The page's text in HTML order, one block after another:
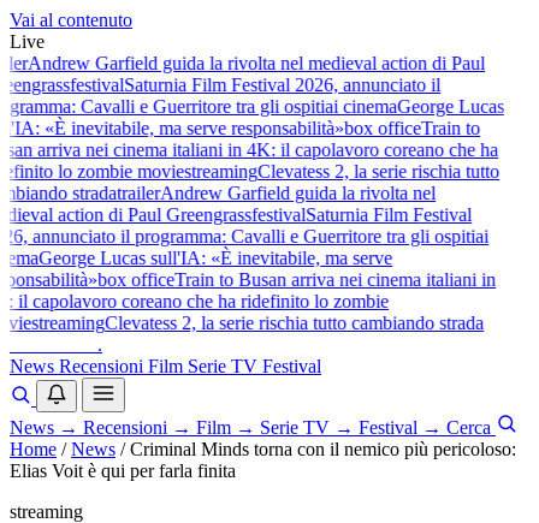
Vai al contenuto
Live
Andrew Garfield guida la rivolta nel medieval action di Paul
festivalSaturnia Film Festival 2026, annunciato il
Cavalli e Guerritore tra gli ospitiai cinemaGeorge Lucas
«È inevitabile, ma serve responsabilità»box officeTrain to
arriva nei cinema italiani in 4K: il capolavoro coreano che ha
lo zombie moviestreamingClevatess 2, la serie rischia tutto
stradatrailerAndrew Garfield guida la rivolta nel
action di Paul GreengrassfestivalSaturnia Film Festival
annunciato il programma: Cavalli e Guerritore tra gli ospitiai
George Lucas sull'IA: «È inevitabile, ma serve
box officeTrain to Busan arriva nei cinema italiani in
il capolavoro coreano che ha ridefinito lo zombie
streamingClevatess 2, la serie rischia tutto cambiando strada
.
News Recensioni Film Serie TV Festival
News → Recensioni → Film → Serie TV → Festival → Cerca
Home / News / Criminal Minds torna con il nemico più pericoloso:
Elias Voit è qui per farla finita
streaming